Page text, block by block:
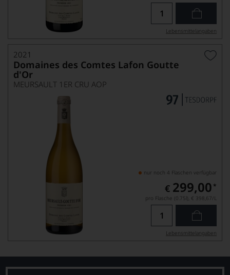
Lebensmittel­angaben
2021
Domaines des Comtes Lafon Goutte
d'Or
MEURSAULT 1ER CRU AOP
nur noch 4 Flaschen verfügbar
€ 299,00 *
pro Flasche (0.75l), € 398,67/L
Lebensmittel­angaben